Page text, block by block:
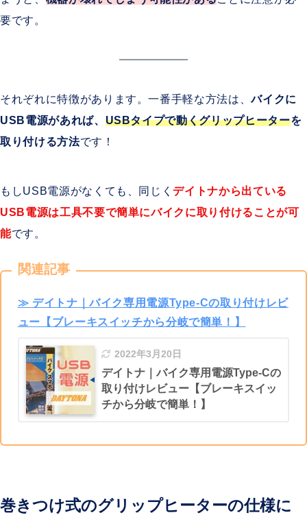
要です。
それぞれに特徴があります。一番手軽な方法は、バイクに
USB電源があれば、 USBタイプで動くグリップヒーターを
取り付ける方法です！
もしUSB電源がなくても、同じく デイトナから出ている
USB電源は工具不要で簡単にバイクに取り付けることが可
能です。
関連記事
≫ デイトナ｜バイク専用電源Type-Cの取り付けレビ
ュー【ブレーキスイッチから分岐で簡単！】
2022年3月20日
デイトナ｜バイク専用電源Type-Cの
取り付けレビュー【ブレーキスイッ
チから分岐で簡単！】
巻きつけ式のグリップヒーターの仕様に